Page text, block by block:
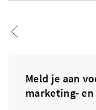
Meld je aan
marketing-